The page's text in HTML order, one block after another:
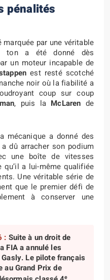
pénalités
par une véritable
ton a été donné dès
un moteur incapable de
est resté scotché
noir où la fiabilité a
coup sur coup
, puis la McLaren de
mécanique a donné des
dû arracher son podium
une boîte de vitesses
a lui-même qualifiée
Une véritable série de
que le premier défi de
à conserver une
: Suite à un droit de
FIA a annulé les
Le pilote français
au Grand Prix de
e